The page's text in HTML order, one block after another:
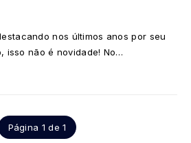
nos últimos anos por seu
isso não é novidade! No…
Página 1 de 1